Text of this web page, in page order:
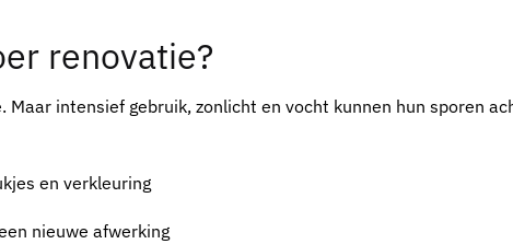
renovatie?
Maar intensief gebruik, zonlicht en vocht kunnen hun sporen
en verkleuring
nieuwe afwerking